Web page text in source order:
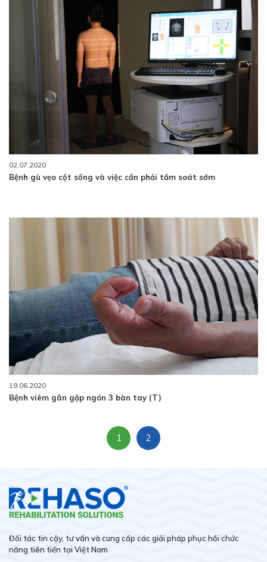
02.07.2020
Bệnh gù vẹo cột sống và việc cần phải tầm soát sớm
19.06.2020
Bệnh viêm gân gập ngón 3 bàn tay (T)
1 2
Đối tác tin cậy, tư vấn và cung cấp các giải pháp phục hồi chức
năng tiên tiến tại Việt Nam